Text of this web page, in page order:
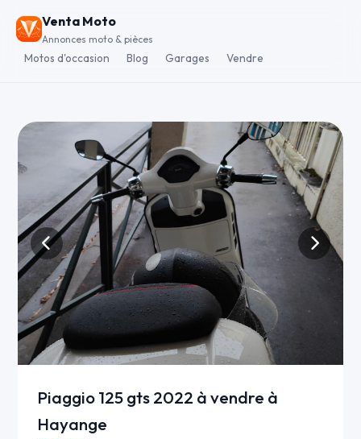
Venta Moto
Annonces moto & pièces
Motos d'occasion Blog Garages Vendre
Piaggio 125 gts 2022 à vendre à
Hayange